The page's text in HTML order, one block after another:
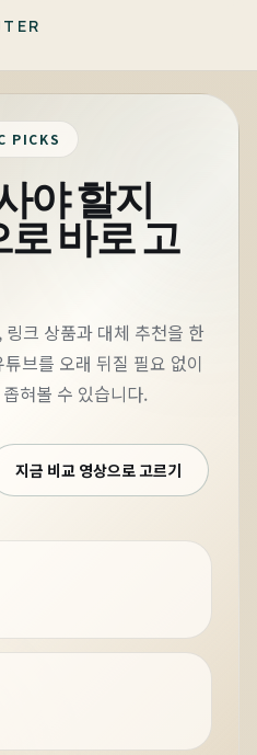
PICKS
야 할지
바로 고
크 상품과 대체 추천을 한
브를 오래 뒤질 필요 없이
혀볼 수 있습니다.
지금 비교 영상으로 고르기